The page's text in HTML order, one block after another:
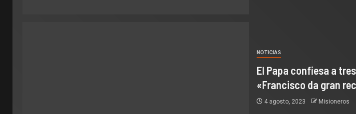
NOTICIAS
El Papa confiesa a
«Francisco da gran
4 agosto, 2023 Misioneros